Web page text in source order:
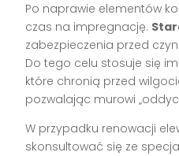
Po naprawie elementów
czas na impregnację.
zabezpieczenia przed
Do tego celu stosuje się
które chronią przed
pozwalając murowi
W przypadku renowacji
skonsultować się ze